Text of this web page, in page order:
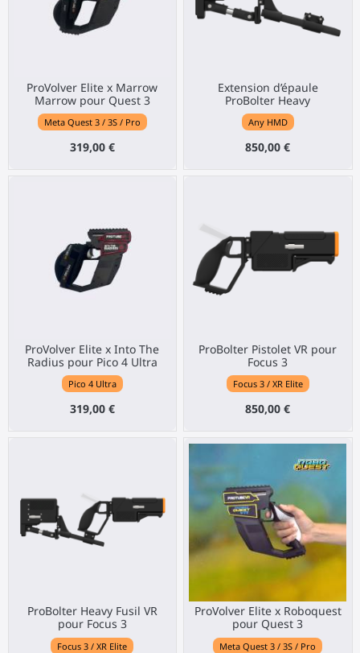
ProVolver Elite x Marrow
Marrow pour Quest 3
Meta Quest 3 / 3S / Pro
319,00 €
Extension d’épaule
ProBolter Heavy
Any HMD
850,00 €
ProVolver Elite x Into The
Radius pour Pico 4 Ultra
Pico 4 Ultra
319,00 €
ProBolter Pistolet VR pour
Focus 3
Focus 3 / XR Elite
850,00 €
ProBolter Heavy Fusil VR
pour Focus 3
Focus 3 / XR Elite
ProVolver Elite x Roboquest
pour Quest 3
Meta Quest 3 / 3S / Pro